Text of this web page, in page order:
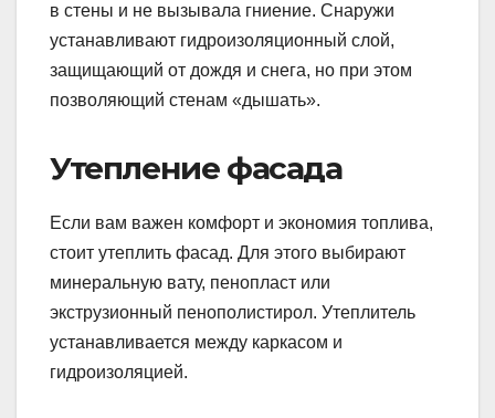
в стены и не вызывала гниение. Снаружи
устанавливают гидроизоляционный слой,
защищающий от дождя и снега, но при этом
позволяющий стенам «дышать».
Утепление фасада
Если вам важен комфорт и экономия топлива,
стоит утеплить фасад. Для этого выбирают
минеральную вату, пенопласт или
экструзионный пенополистирол. Утеплитель
устанавливается между каркасом и
гидроизоляцией.